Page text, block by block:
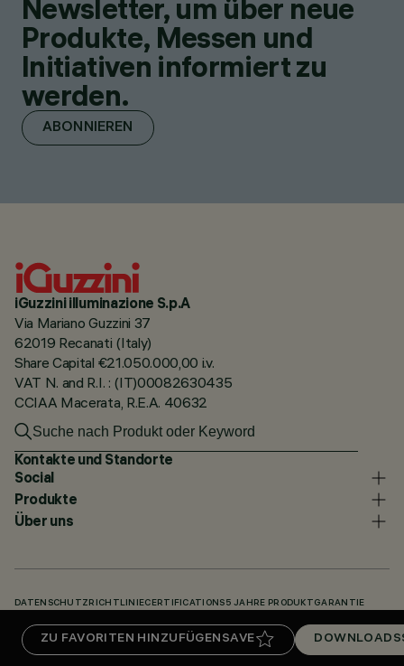
ZU FAVORITEN HINZUFÜGEN SAVE DOWNLOADS
Newsletter, um über neue
Produkte, Messen und
Initiativen informiert zu
werden.
ABONNIEREN
iGuzzini illuminazione S.p.A
Via Mariano Guzzini 37
62019 Recanati (Italy)
Share Capital €21.050.000,00 i.v.
VAT N. and R.I. : (IT)00082630435
CCIAA Macerata, R.E.A. 40632
Kontakte und Standorte
Social
Produkte
Über uns
DATENSCHUTZRICHTLINIECERTIFICATIONS 5 JAHRE PRODUKTGARANTIE
UNSERE CODES KNOWLEDGE BASE (LOGIN REQUIRED) DOWNLOADS